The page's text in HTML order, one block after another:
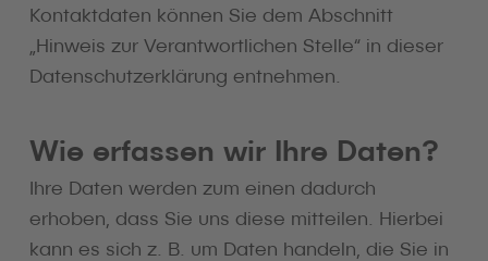
Kontaktdaten können Sie dem Abschnitt
„Hinweis zur Verantwortlichen Stelle“ in dieser
Datenschutzerklärung entnehmen.
Wie erfassen wir Ihre Daten?
Ihre Daten werden zum einen dadurch
erhoben, dass Sie uns diese mitteilen. Hierbei
kann es sich z. B. um Daten handeln, die Sie in